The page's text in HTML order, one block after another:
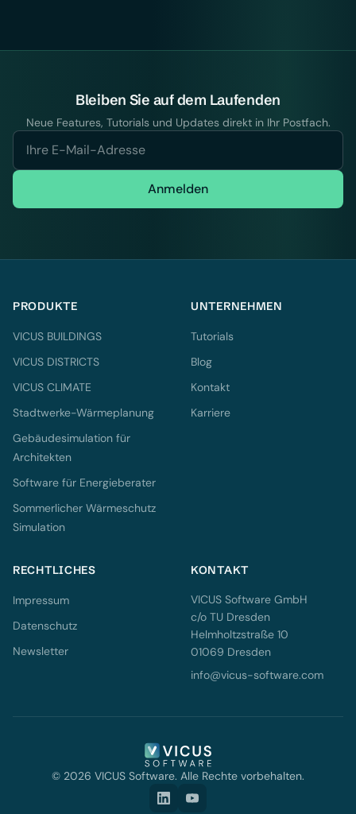
Bleiben Sie auf dem Laufenden
Neue Features, Tutorials und Updates direkt in Ihr Postfach.
Anmelden
PRODUKTE
VICUS BUILDINGS
VICUS DISTRICTS
VICUS CLIMATE
Stadtwerke-Wärmeplanung
Gebäudesimulation für
Architekten
Software für Energieberater
Sommerlicher Wärmeschutz
Simulation
UNTERNEHMEN
Tutorials
Blog
Kontakt
Karriere
RECHTLICHES
Impressum
Datenschutz
Newsletter
KONTAKT
VICUS Software GmbH
c/o TU Dresden
Helmholtzstraße 10
01069 Dresden
info@vicus-software.com
© 2026 VICUS Software. Alle Rechte vorbehalten.